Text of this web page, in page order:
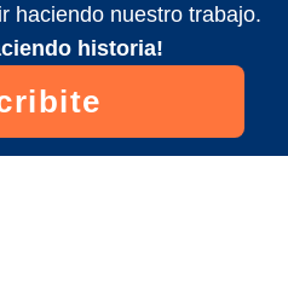
haciendo nuestro trabajo.
historia!